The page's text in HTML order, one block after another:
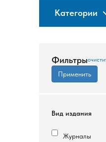
Категории
Фильтры
Вид издания
Журналы